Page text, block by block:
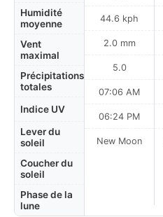
Humidité
moyenne
Vent
maximal
Précipitations
totales
Indice UV
Lever du
soleil
Coucher du
soleil
Phase de la
lune
44.6 kph
2.0 mm
5.0
07:06 AM
06:24 PM
New Moon